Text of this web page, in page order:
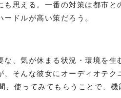
思える。一番の対策は都市と
ドルが高い策だろう。
、気が休まる状況・環境を生
そんな彼女にオーディオテク
使ってみてもらうことで、